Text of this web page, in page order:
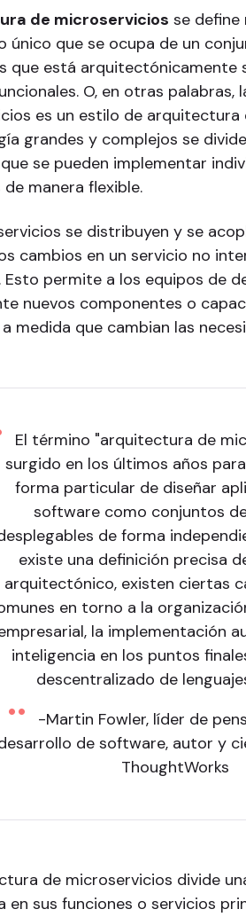
de microservicios se define
único que se ocupa de un
que está arquitectónicamente
O, en otras
es un estilo de arquitectura
grandes y complejos se
se pueden implementar
manera flexible.
se distribuyen y se
cambios en un servicio no
Esto permite a los equipos de
nuevos componentes o
medida que cambian las
El término "arquitectura de
surgido en los últimos años
forma particular de diseñar
software como conjuntos
de forma
existe una definición precisa
arquitectónico, existen ciertas
en torno a la
la implementación
inteligencia en los puntos
descentralizado de
-Martin Fowler, líder de
de software, autor y
ThoughtWorks
de microservicios divide
en sus funciones o servicios